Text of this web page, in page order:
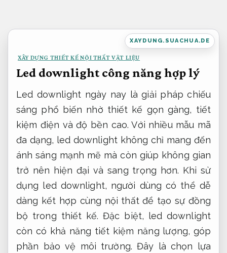
nội
XAYDUNG.SUACHUA.DE
XÂY DỰNG THIẾT KẾ NỘI THẤT VẬT LIỆU
Led downlight công năng hợp lý
Led downlight ngày nay là giải pháp chiếu
sáng phổ biến nhờ thiết kế gọn gàng, tiết
kiệm điện và độ bền cao. Với nhiều mẫu mã
đa dạng, led downlight không chỉ mang đến
ánh sáng mạnh mẽ mà còn giúp không gian
trở nên hiện đại và sang trọng hơn. Khi sử
dụng led downlight, người dùng có thể dễ
dàng kết hợp cùng nội thất để tạo sự đồng
bộ trong thiết kế. Đặc biệt, led downlight
còn có khả năng tiết kiệm năng lượng, góp
phần bảo vệ môi trường. Đây là chọn lựa